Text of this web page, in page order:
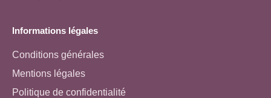
Informations légales
Conditions générales
Mentions légales
Politique de confidentialité